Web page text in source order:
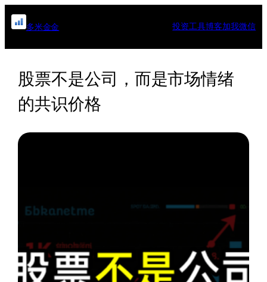
跳
至
多米金金 投资工具博客加我微信
股票不是公司，而是市场情绪
的共识价格